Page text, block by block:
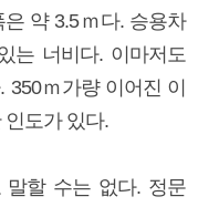
약 3.5ｍ다. 승용차
는 너비다. 이마저도
350ｍ가량 이어진 이
인도가 있다.
말할 수는 없다. 정문